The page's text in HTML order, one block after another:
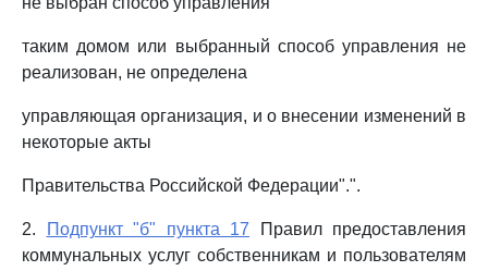
таким домом или выбранный способ управления не
реализован, не определена
управляющая организация, и о внесении изменений в
некоторые акты
Правительства Российской Федерации".".
2. Подпункт "б" пункта 17 Правил предоставления
коммунальных услуг собственникам и пользователям